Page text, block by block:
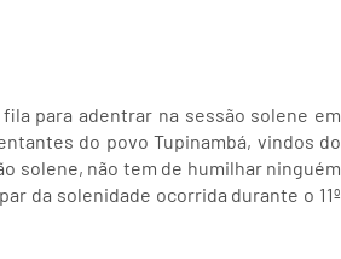
para adentrar na sessão solene em
do povo Tupinambá, vindos do
solene, não tem de humilhar ninguém
da solenidade ocorrida durante o 11º